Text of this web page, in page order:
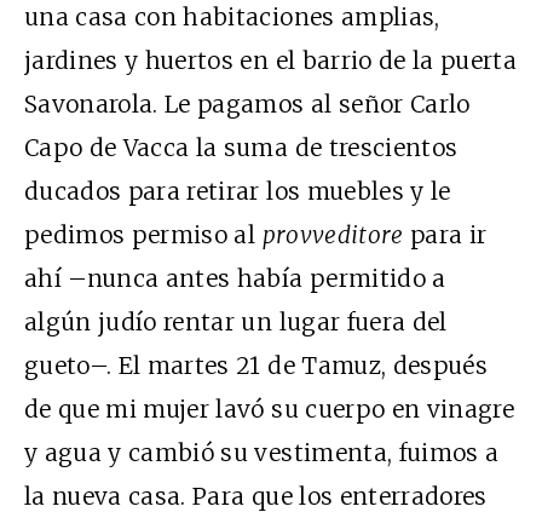
una casa con habitaciones amplias,
jardines y huertos en el barrio de la puerta
Savonarola. Le pagamos al señor Carlo
Capo de Vacca la suma de trescientos
ducados para retirar los muebles y le
pedimos permiso al provveditore para ir
ahí –nunca antes había permitido a
algún judío rentar un lugar fuera del
gueto–. El martes 21 de Tamuz, después
de que mi mujer lavó su cuerpo en vinagre
y agua y cambió su vestimenta, fuimos a
la nueva casa. Para que los enterradores